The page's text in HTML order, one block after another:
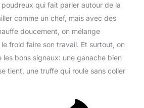
qui fait parler autour de la
comme un chef, mais avec des
doucement, on mélange
froid faire son travail. Et surtout, on
bons signaux: une ganache bien
tient, une truffe qui roule sans coller